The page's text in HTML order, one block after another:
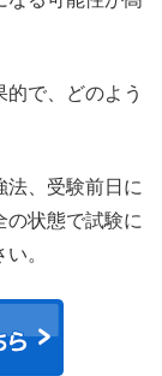
で、どのよう
法、受験前日に
の状態で試験に
。